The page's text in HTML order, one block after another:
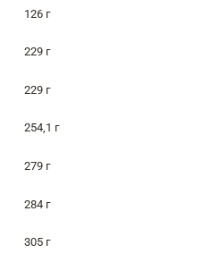
126 г
229 г
229 г
254,1 г
279 г
284 г
305 г